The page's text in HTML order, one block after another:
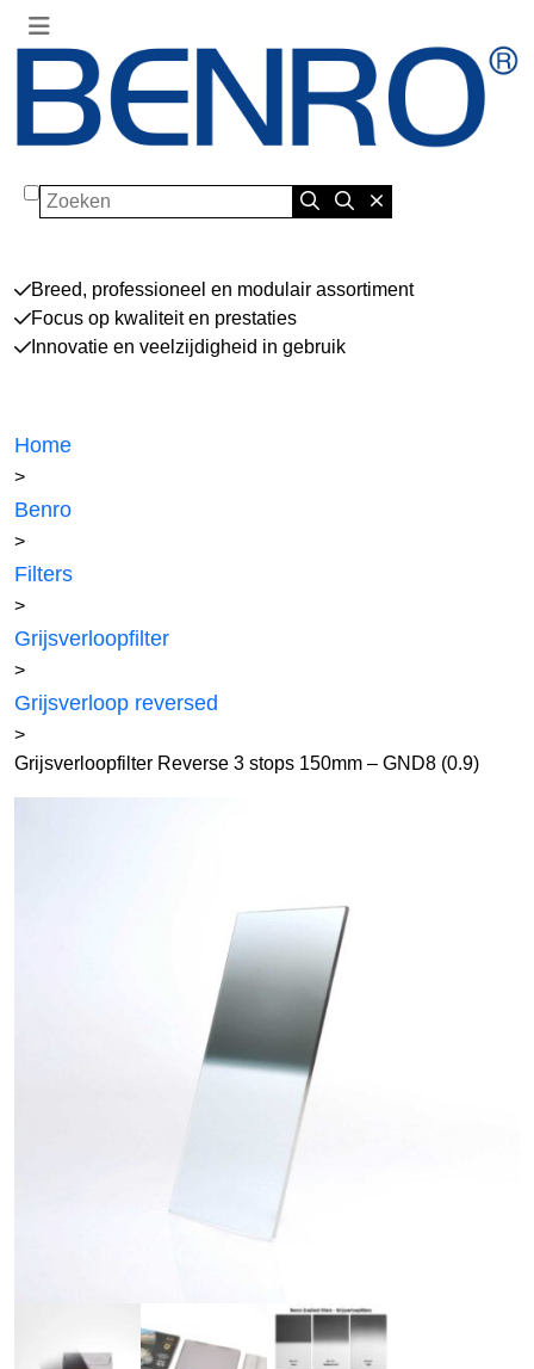
Zoeken
Breed, professioneel en modulair assortiment
Focus op kwaliteit en prestaties
Innovatie en veelzijdigheid in gebruik
Home
>
Benro
>
Filters
>
Grijsverloopfilter
>
Grijsverloop reversed
>
Grijsverloopfilter Reverse 3 stops 150mm – GND8 (0.9)